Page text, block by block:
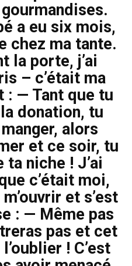
gourmandises.
a eu six mois,
chez ma tante.
la porte, j’ai
– c’était ma
— Tant que tu
donation, tu
alors
et ce soir, tu
ta niche ! J’ai
c’était moi,
et s’est
: — Même pas
pas et cet
! C’est